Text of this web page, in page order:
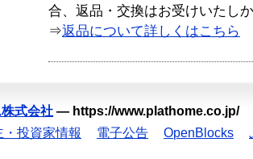
合、返品・交換はお受けいたし
⇒返品について詳しくはこちら
式会社 — https://www.plathome.co.jp/
・投資家情報 電子公告 OpenBlocks